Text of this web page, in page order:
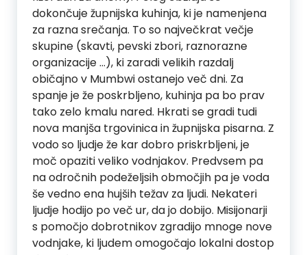
dokončuje župnijska kuhinja, ki je namenjena
za razna srečanja. To so največkrat večje
skupine (skavti, pevski zbori, raznorazne
organizacije …), ki zaradi velikih razdalj
običajno v Mumbwi ostanejo več dni. Za
spanje je že poskrbljeno, kuhinja pa bo prav
tako zelo kmalu nared. Hkrati se gradi tudi
nova manjša trgovinica in župnijska pisarna. Z
vodo so ljudje že kar dobro priskrbljeni, je
moč opaziti veliko vodnjakov. Predvsem pa
na odročnih podeželjsih območjih pa je voda
še vedno ena hujših težav za ljudi. Nekateri
ljudje hodijo po več ur, da jo dobijo. Misijonarji
s pomočjo dobrotnikov zgradijo mnoge nove
vodnjake, ki ljudem omogočajo lokalni dostop